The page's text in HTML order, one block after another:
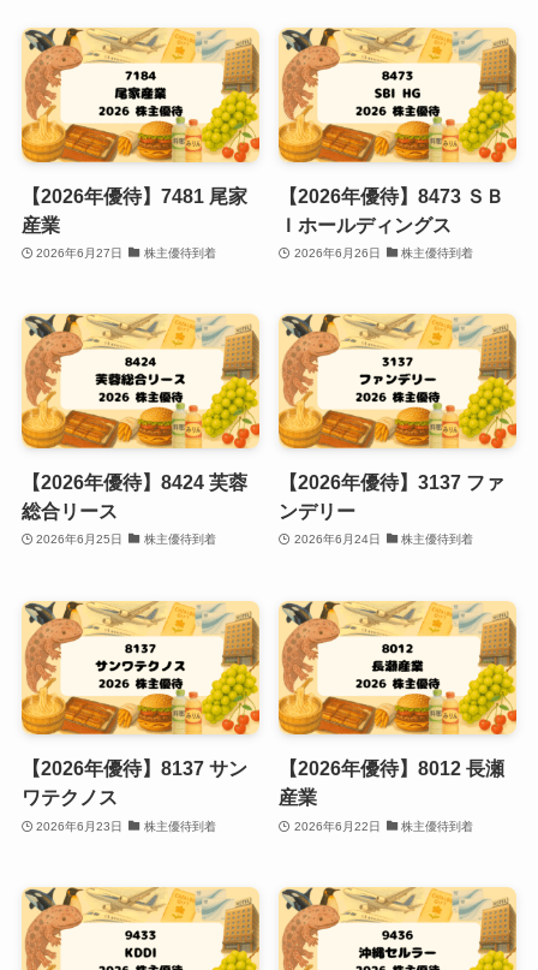
【2026年優待】7481 尾家
産業
2026年6月27日 株主優待到着
【2026年優待】8473 ＳＢ
Ｉホールディングス
2026年6月26日 株主優待到着
【2026年優待】8424 芙蓉
総合リース
2026年6月25日 株主優待到着
【2026年優待】3137 ファ
ンデリー
2026年6月24日 株主優待到着
【2026年優待】8137 サン
ワテクノス
2026年6月23日 株主優待到着
【2026年優待】8012 長瀬
産業
2026年6月22日 株主優待到着